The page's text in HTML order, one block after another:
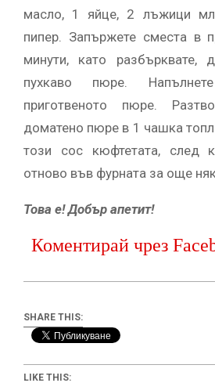
масло, 1 яйце, 2 лъжици
пипер. Запържете сместа в
минути, като разбърквате,
пухкаво пюре.
приготвеното пюре.
доматено пюре в 1 чашка
този сос кюфтетата, след
отново във фурната за още
Това е! Добър апетит!
Коментирай чрез
SHARE THIS:
LIKE THIS: